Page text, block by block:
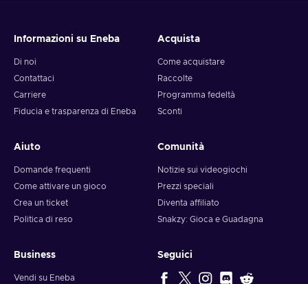
Informazioni su Eneba
Di noi
Contattaci
Carriere
Fiducia e trasparenza di Eneba
Acquista
Come acquistare
Raccolte
Programma fedeltà
Sconti
Aiuto
Domande frequenti
Come attivare un gioco
Crea un ticket
Politica di reso
Comunità
Notizie sui videogiochi
Prezzi speciali
Diventa affiliato
Snakzy: Gioca e Guadagna
Business
Vendi su Eneba
Seguici